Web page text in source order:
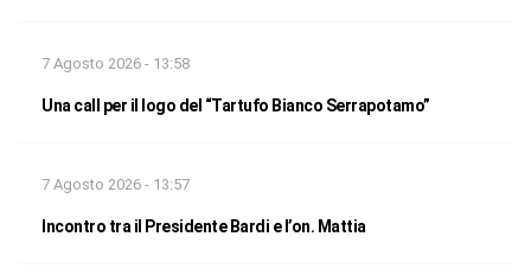
7 Agosto 2026 - 13:58
Una call per il logo del “Tartufo Bianco Serrapotamo”
7 Agosto 2026 - 13:57
Incontro tra il Presidente Bardi e l’on. Mattia